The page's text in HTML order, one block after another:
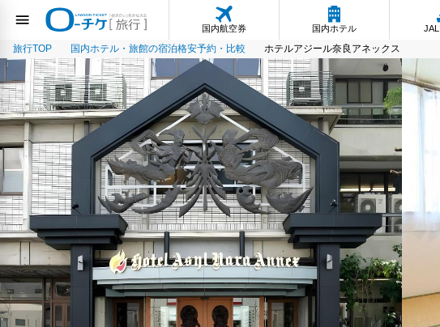
国内航空券 国内ホテル
旅行TOP 国内ホテル・旅館の宿泊格安予約・比較 ホテルアジール奈良アネックス